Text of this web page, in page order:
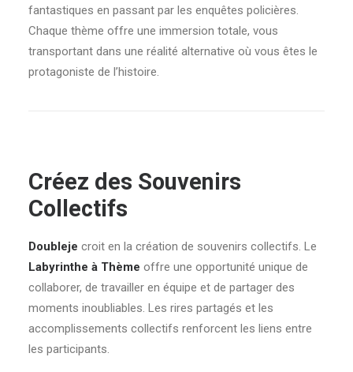
fantastiques en passant par les enquêtes policières.
Chaque thème offre une immersion totale, vous
transportant dans une réalité alternative où vous êtes le
protagoniste de l’histoire.
Créez des Souvenirs
Collectifs
Doubleje croit en la création de souvenirs collectifs. Le
Labyrinthe à Thème offre une opportunité unique de
collaborer, de travailler en équipe et de partager des
moments inoubliables. Les rires partagés et les
accomplissements collectifs renforcent les liens entre
les participants.